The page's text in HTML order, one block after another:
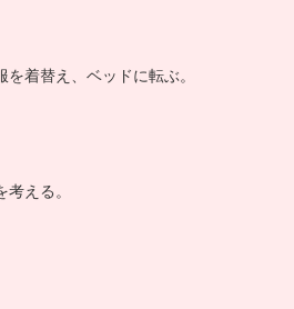
着替え、ベッドに転ぶ。
える。